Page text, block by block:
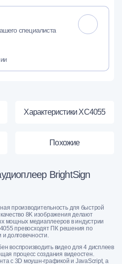
специалиста
Характеристики XC4055
Похожие
BrightSign
производительность для быстрой
8K изображения делают
мощных медиаплееров в индустрии
превосходят ПК решения по
долговечности.
воспроизводить видео для 4 дисплеев
процесс создания видеостен.
с 3D моушн-графикой и JavaScript, а